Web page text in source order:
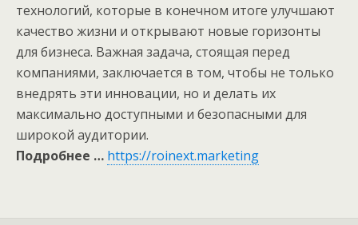
технологий, которые в конечном итоге улучшают
качество жизни и открывают новые горизонты
для бизнеса. Важная задача, стоящая перед
компаниями, заключается в том, чтобы не только
внедрять эти инновации, но и делать их
максимально доступными и безопасными для
широкой аудитории.
Подробнее … https://roinext.marketing